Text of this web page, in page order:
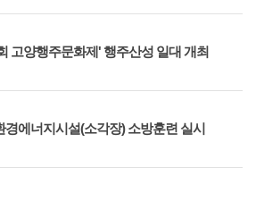
고양행주문화제' 행주산성 일대 개최
경에너지시설(소각장) 소방훈련 실시